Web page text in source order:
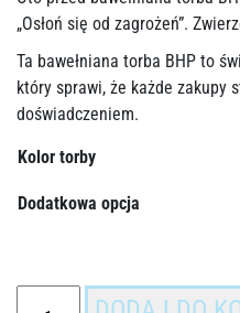
„Osłoń się od zagrożeń”.
Ta bawełniana torba BHP to
który sprawi, że każde zakupy
doświadczeniem.
Kolor torby
Dodatkowa opcja